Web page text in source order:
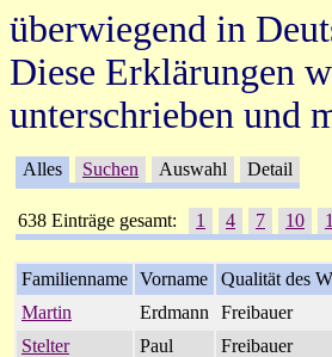
überwiegend in
Diese Erklärungen
unterschrieben und
Alles Suchen Auswahl Detail
638 Einträge gesamt: 1 4 7 10
Familienname Vorname Qualität des
Martin
Erdmann Freibauer
Stelter
Paul Freibauer